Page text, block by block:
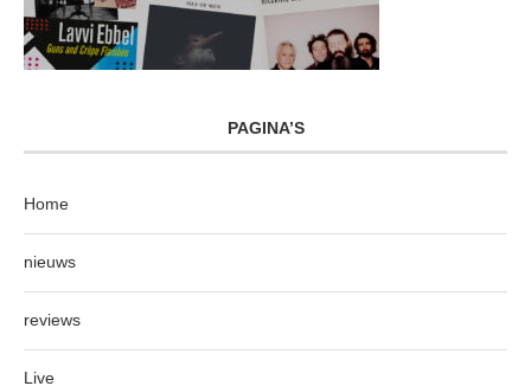
PAGINA’S
Home
nieuws
reviews
Live